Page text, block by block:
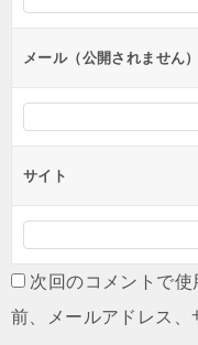
ンメール（公開されません）
サイト
次回のコメントで
前、メールアドレス、